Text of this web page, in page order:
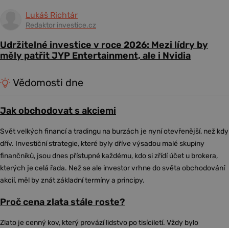
Lukáš Richtár
Redaktor investice.cz
Udržitelné investice v roce 2026: Mezi lídry by
měly patřit JYP Entertainment, ale i Nvidia
Vědomosti dne
Jak obchodovat s akciemi
Svět velkých financí a tradingu na burzách je nyní otevřenější, než kdy
dřív. Investiční strategie, které byly dříve výsadou malé skupiny
finančníků, jsou dnes přístupné každému, kdo si zřídí účet u brokera,
kterých je celá řada. Než se ale investor vrhne do světa obchodování
akcií, měl by znát základní termíny a principy.
Proč cena zlata stále roste?
Zlato je cenný kov, který provází lidstvo po tisíciletí. Vždy bylo